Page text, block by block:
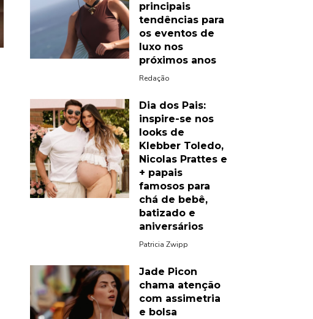
principais
tendências para
os eventos de
luxo nos
próximos anos
Redação
Dia dos Pais:
inspire-se nos
looks de
Klebber Toledo,
Nicolas Prattes e
+ papais
famosos para
chá de bebê,
batizado e
aniversários
Patricia Zwipp
Jade Picon
chama atenção
com assimetria
e bolsa